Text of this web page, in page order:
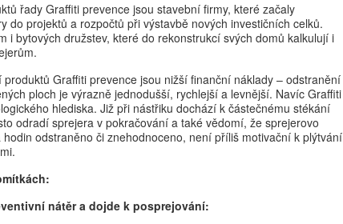
řady Graffiti prevence jsou stavební firmy, které začaly
do projektů a rozpočtů při výstavbě nových investičních celků.
i bytových družstev, které do rekonstrukcí svých domů kalkulují i
Graffiti prevence jsou nižší finanční náklady – odstranění
ploch je výrazně jednodušší, rychlejší a levnější. Navíc Graffiti
hlediska. Již při nástřiku dochází k částečnému stékání
odradí sprejera v pokračování a také vědomí, že sprejerovo
hodin odstraněno či znehodnoceno, není příliš motivační k plýtvání
nátěr a dojde k posprejování: